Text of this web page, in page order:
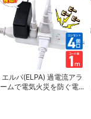
エルパ(ELPA) 過電流アラ
ームで電気火災を防ぐ電...